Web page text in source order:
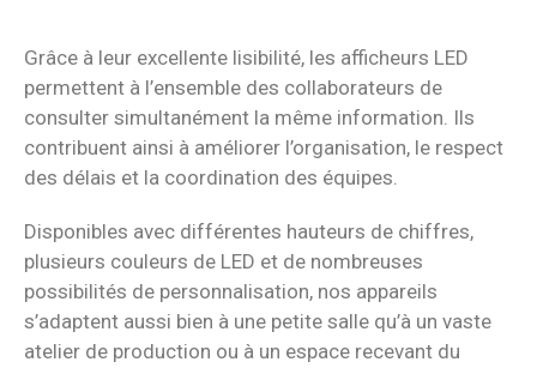
Grâce à leur excellente lisibilité, les afficheurs LED
permettent à l’ensemble des collaborateurs de
consulter simultanément la même information. Ils
contribuent ainsi à améliorer l’organisation, le respect
des délais et la coordination des équipes.
Disponibles avec différentes hauteurs de chiffres,
plusieurs couleurs de LED et de nombreuses
possibilités de personnalisation, nos appareils
s’adaptent aussi bien à une petite salle qu’à un vaste
atelier de production ou à un espace recevant du